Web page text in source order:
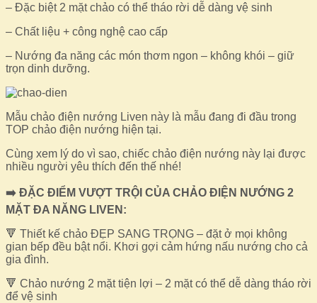
– Đặc biệt 2 mặt chảo có thể tháo rời dễ dàng vệ sinh
– Chất liệu + công nghệ cao cấp
– Nướng đa năng các món thơm ngon – không khói – giữ
trọn dinh dưỡng.
Mẫu chảo điện nướng Liven này là mẫu đang đi đầu trong
TOP chảo điện nướng hiện tại.
Cùng xem lý do vì sao, chiếc chảo điện nướng này lại được
nhiều người yêu thích đến thế nhé!
➡️ ĐẶC ĐIỂM VƯỢT TRỘI CỦA CHẢO ĐIỆN NƯỚNG 2
MẶT ĐA NĂNG LIVEN:
🔻 Thiết kế chảo ĐẸP SANG TRỌNG – đặt ở mọi không
gian bếp đều bật nổi. Khơi gợi cảm hứng nấu nướng cho cả
gia đình.
🔻 Chảo nướng 2 mặt tiện lợi – 2 mặt có thể dễ dàng tháo rời
để vệ sinh